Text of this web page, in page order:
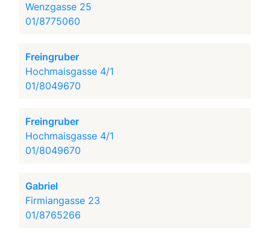
Wenzgasse 25
01/8775060
Freingruber
Hochmaisgasse 4/1
01/8049670
Freingruber
Hochmaisgasse 4/1
01/8049670
Gabriel
Firmiangasse 23
01/8765266